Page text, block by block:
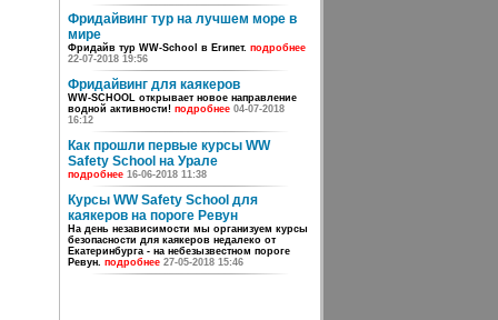
Фридайвинг тур на лучшем море в
мире
Фридайв тур WW-School в Египет. подробнее
22-07-2018 19:56
Фридайвинг для каякеров
WW-SCHOOL открывает новое направление
водной активности!подробнее 04-07-2018
16:12
Как прошли первые курсы WW
Safety School на Урале
подробнее 16-06-2018 11:38
Курсы WW Safety School для
каякеров на пороге Ревун
На день независимости мы организуем курсы
безопасности для каякеров недалеко от
Екатеринбурга - на небезызвестном пороге
Ревун. подробнее 27-05-2018 15:46